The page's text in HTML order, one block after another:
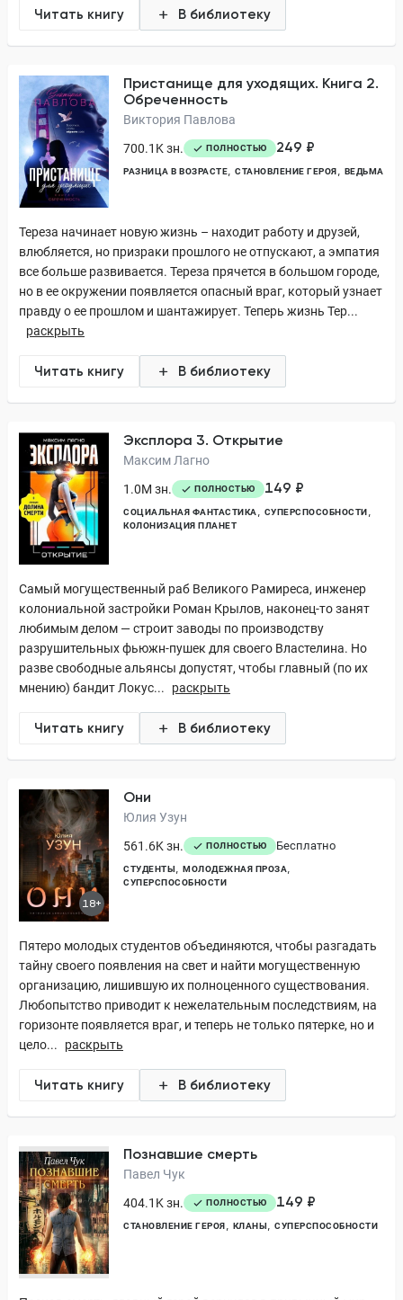
Читать книгу В библиотеку
Пристанище для уходящих. Книга 2.
Обреченность
Виктория Павлова
700.1K зн.
ПОЛНОСТЬЮ 249 ₽
РАЗНИЦА В ВОЗРАСТЕ СТАНОВЛЕНИЕ ГЕРОЯ ВЕДЬМА
Тереза начинает новую жизнь – находит работу и друзей,
влюбляется, но призраки прошлого не отпускают, а эмпатия
все больше развивается. Тереза прячется в большом городе,
но в ее окружении появляется опасный враг, который узнает
правду о ее прошлом и шантажирует. Теперь жизнь Тер...
раскрыть
Читать книгу В библиотеку
Эксплора 3. Открытие
Максим Лагно
1.0M зн.
ПОЛНОСТЬЮ 149 ₽
СОЦИАЛЬНАЯ ФАНТАСТИКА
СУПЕРСПОСОБНОСТИ
КОЛОНИЗАЦИЯ ПЛАНЕТ
Самый могущественный раб Великого Рамиреса, инженер
колониальной застройки Роман Крылов, наконец-то занят
любимым делом — строит заводы по производству
разрушительных фьюжн-пушек для своего Властелина. Но
разве свободные альянсы допустят, чтобы главный (по их
мнению) бандит Локус...
раскрыть
Читать книгу В библиотеку
18+
Они
Юлия Узун
561.6K зн.
ПОЛНОСТЬЮ Бесплатно
СТУДЕНТЫ
МОЛОДЕЖНАЯ ПРОЗА
СУПЕРСПОСОБНОСТИ
Пятеро молодых студентов объединяются, чтобы разгадать
тайну своего появления на свет и найти могущественную
организацию, лишившую их полноценного существования.
Любопытство приводит к нежелательным последствиям, на
горизонте появляется враг, и теперь не только пятерке, но и
цело...
раскрыть
Читать книгу В библиотеку
Познавшие смерть
Павел Чук
404.1K зн.
ПОЛНОСТЬЮ 149 ₽
СТАНОВЛЕНИЕ ГЕРОЯ КЛАНЫ СУПЕРСПОСОБНОСТИ